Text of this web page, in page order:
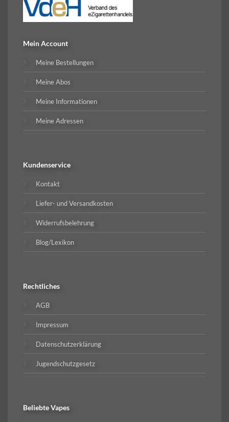
Mein Account
Meine Bestellungen
Meine Abos
Meine Informationen
Meine Adressen
Kundenservice
Kontakt
Liefer- und Versandkosten
Widerrufsbelehrung
Blog/Lexikon
Rechtliches
AGB
Impressum
Datenschutzerklärung
Jugendschutzgesetz
BeliebteVapes